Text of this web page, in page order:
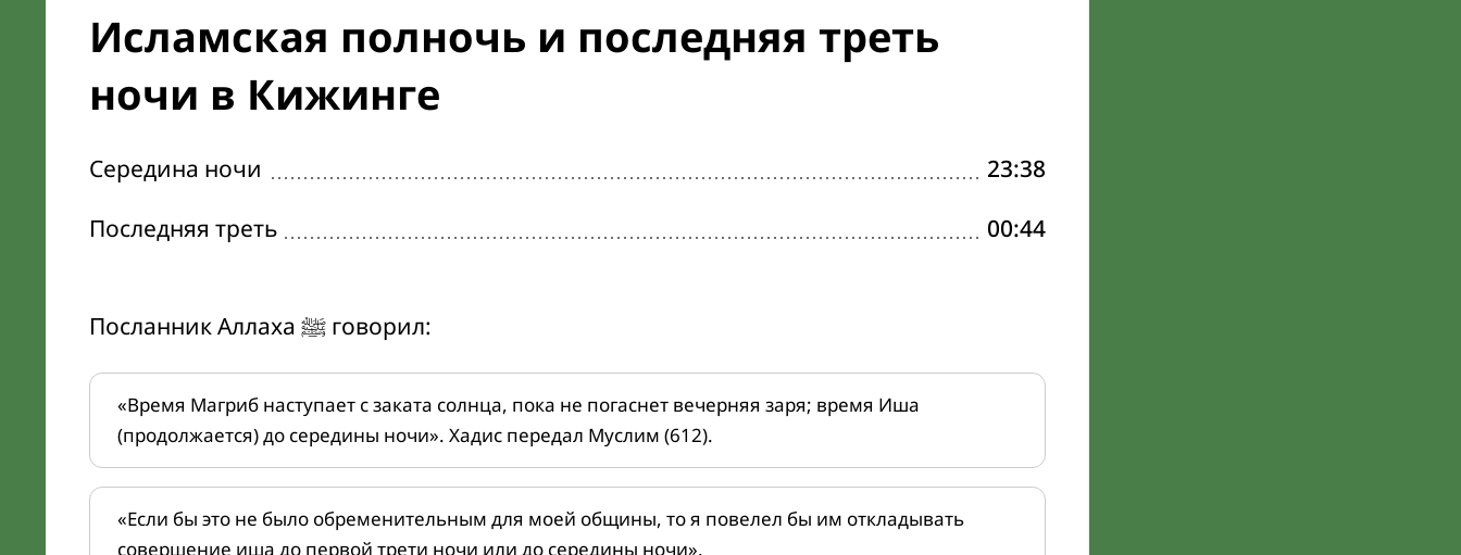
Исламская полночь и последняя треть
ночи в Кижинге
Середина ночи
23:38
Последняя треть
00:44
Посланник Аллаха ﷺ говорил:
«Время Магриб наступает с заката солнца, пока не погаснет вечерняя заря; время Иша
(продолжается) до середины ночи». Хадис передал Муслим (612).
«Если бы это не было обременительным для моей общины, то я повелел бы им откладывать
совершение иша до первой трети ночи или до середины ночи».